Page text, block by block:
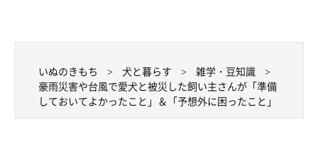
いぬのきもち 犬と暮らす
雑学・豆知識
豪雨災害や台風で愛犬と被災した飼い主さんが「準備
しておいてよかったこと」＆「予想外に困ったこと」